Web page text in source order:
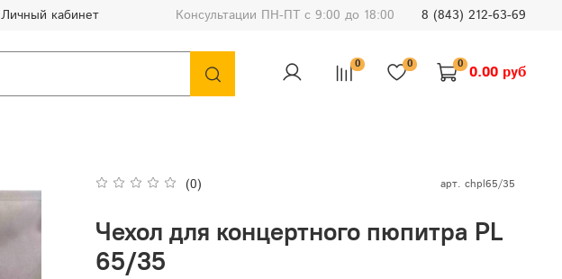
Личный кабинет Консультации ПН-ПТ с 9:00 до 18:00 8 (843) 212-63-69
0 0 0 0.00 руб
(0) арт. chpl65/35
Чехол для концертного пюпитра PL
65/35